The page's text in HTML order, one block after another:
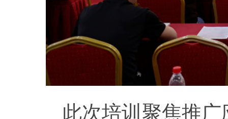
此次培训聚焦推